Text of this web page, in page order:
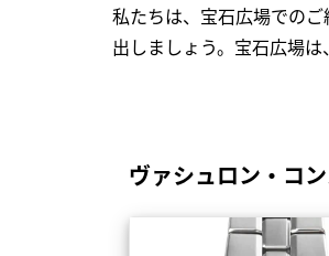
私たちは、宝石広場での
出しましょう。宝石広場は
ヴァシュロン・コ